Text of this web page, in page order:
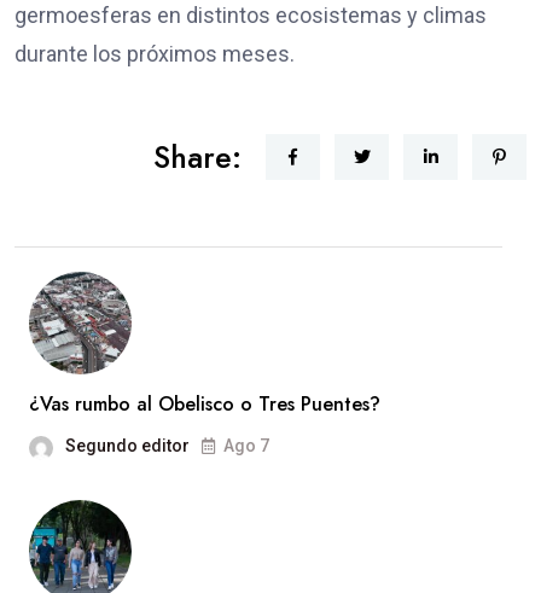
germoesferas en distintos ecosistemas y climas
durante los próximos meses.
Share:
¿Vas rumbo al Obelisco o Tres Puentes?
Segundo editor Ago 7